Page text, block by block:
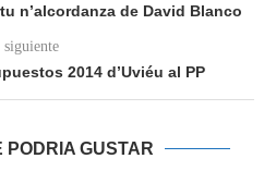
n’alcordanza de David Blanco
siguiente
2014 d’Uviéu al PP
PODRIA GUSTAR